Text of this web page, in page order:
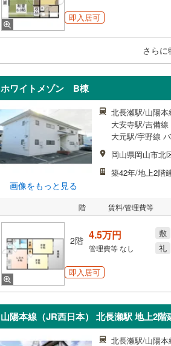
即入居可
さらに
ホワイトメゾン B棟
画像をもっと見る
北長瀬駅/山陽
大安寺駅/吉備線
大元駅/宇野線
岡山県岡山市北
築42年/地上2階
階 賃料/管理費等
2階 4.5万円
管理費等なし
敷
礼
即入居可
山陽本線（JR西日本） 北長瀬駅 地上2階
北長瀬駅/山陽